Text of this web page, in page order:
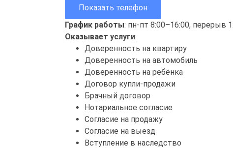
Показать телефон
График работы: пн-пт 8:00–16:00, перерыв
Оказывает услуги:
Доверенность на квартиру
Доверенность на автомобиль
Доверенность на ребёнка
Договор купли-продажи
Брачный договор
Нотариальное согласие
Согласие на продажу
Согласие на выезд
Вступление в наследство